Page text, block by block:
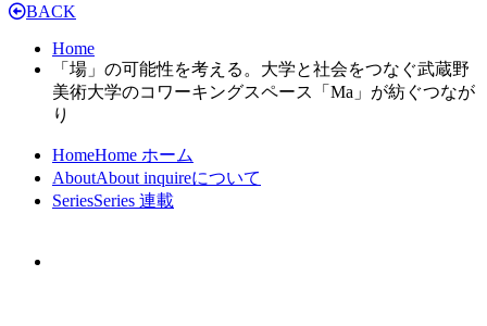
BACK
Home
「場」の可能性を考える。大学と社会をつなぐ武蔵野
美術大学のコワーキングスペース「Ma」が紡ぐつなが
り
HomeHome ホーム
AboutAbout inquireについて
SeriesSeries 連載